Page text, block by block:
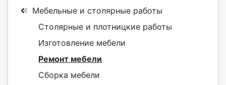
Мебельные и столярные работы
Столярные и плотницкие работы
Изготовление мебели
Ремонт мебели
Сборка мебели